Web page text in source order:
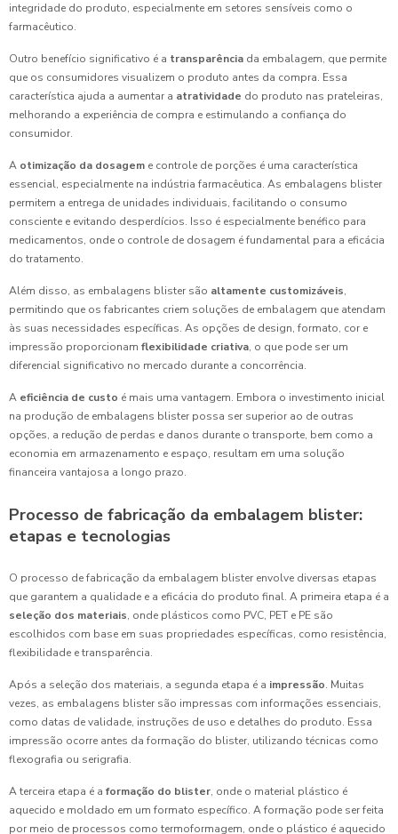
integridade do produto, especialmente em setores sensíveis como o
farmacêutico.
Outro benefício significativo é a transparência da embalagem, que permite
que os consumidores visualizem o produto antes da compra. Essa
característica ajuda a aumentar a atratividade do produto nas prateleiras,
melhorando a experiência de compra e estimulando a confiança do
consumidor.
A otimização da dosagem e controle de porções é uma característica
essencial, especialmente na indústria farmacêutica. As embalagens blister
permitem a entrega de unidades individuais, facilitando o consumo
consciente e evitando desperdícios. Isso é especialmente benéfico para
medicamentos, onde o controle de dosagem é fundamental para a eficácia
do tratamento.
Além disso, as embalagens blister são altamente customizáveis,
permitindo que os fabricantes criem soluções de embalagem que atendam
às suas necessidades específicas. As opções de design, formato, cor e
impressão proporcionam flexibilidade criativa, o que pode ser um
diferencial significativo no mercado durante a concorrência.
A eficiência de custo é mais uma vantagem. Embora o investimento inicial
na produção de embalagens blister possa ser superior ao de outras
opções, a redução de perdas e danos durante o transporte, bem como a
economia em armazenamento e espaço, resultam em uma solução
financeira vantajosa a longo prazo.
Processo de fabricação da embalagem blister:
etapas e tecnologias
O processo de fabricação da embalagem blister envolve diversas etapas
que garantem a qualidade e a eficácia do produto final. A primeira etapa é a
seleção dos materiais, onde plásticos como PVC, PET e PE são
escolhidos com base em suas propriedades específicas, como resistência,
flexibilidade e transparência.
Após a seleção dos materiais, a segunda etapa é a impressão. Muitas
vezes, as embalagens blister são impressas com informações essenciais,
como datas de validade, instruções de uso e detalhes do produto. Essa
impressão ocorre antes da formação do blister, utilizando técnicas como
flexografia ou serigrafia.
A terceira etapa é a formação do blister, onde o material plástico é
aquecido e moldado em um formato específico. A formação pode ser feita
por meio de processos como termoformagem, onde o plástico é aquecido